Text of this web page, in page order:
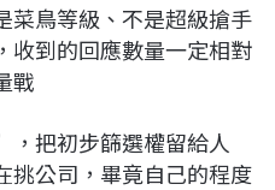
菜鳥等級、不是超級搶手
收到的回應數量一定相對
戰
把初步篩選權留給人
挑公司，畢竟自己的程度